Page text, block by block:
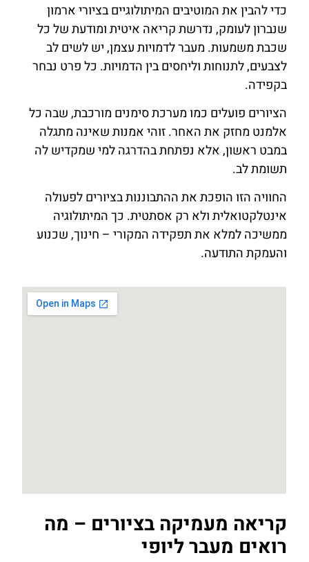
כדי להבין את המוטיבים המיתולוגיים בציורי ארמון
שנברון לעומק, נדרשת קריאה איטית ומודעת של כל
שכבת משמעות. מעבר לדמויות עצמן, יש לשים לב
לצבעים, לתנוחות וליחסים בין הדמויות. כל פרט נבחר
בקפידה.
הציורים פועלים כמו מערכת סימנים מורכבת, שבה כל
אלמנט מחזק את האחר. זוהי אמנות שאינה מתגלה
במבט ראשון, אלא נפתחת בהדרגה למי שמקדיש לה
תשומת לב.
החוויה הזו הופכת את ההתבוננות בציורים לפעולה
אינטלקטואלית ולא רק אסתטית. כך המיתולוגיה
ממשיכה למלא את תפקידה המקורי – חינוך, שכנוע
והעמקת התודעה.
קריאה מעמיקה בציורים – מה
רואים מעבר ליופי